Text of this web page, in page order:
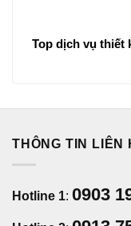
Top dịch vụ thiết
THÔNG TIN LIÊN
Hotline 1: 0903